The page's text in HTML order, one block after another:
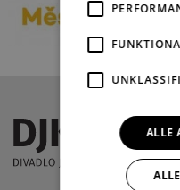
ALLE